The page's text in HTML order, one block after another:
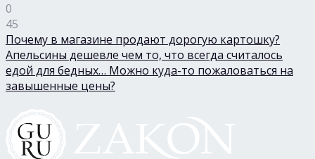
0
45
Почему в магазине продают дорогую картошку?
Апельсины дешевле чем то, что всегда считалось
едой для бедных… Можно куда-то пожаловаться на
завышенные цены?